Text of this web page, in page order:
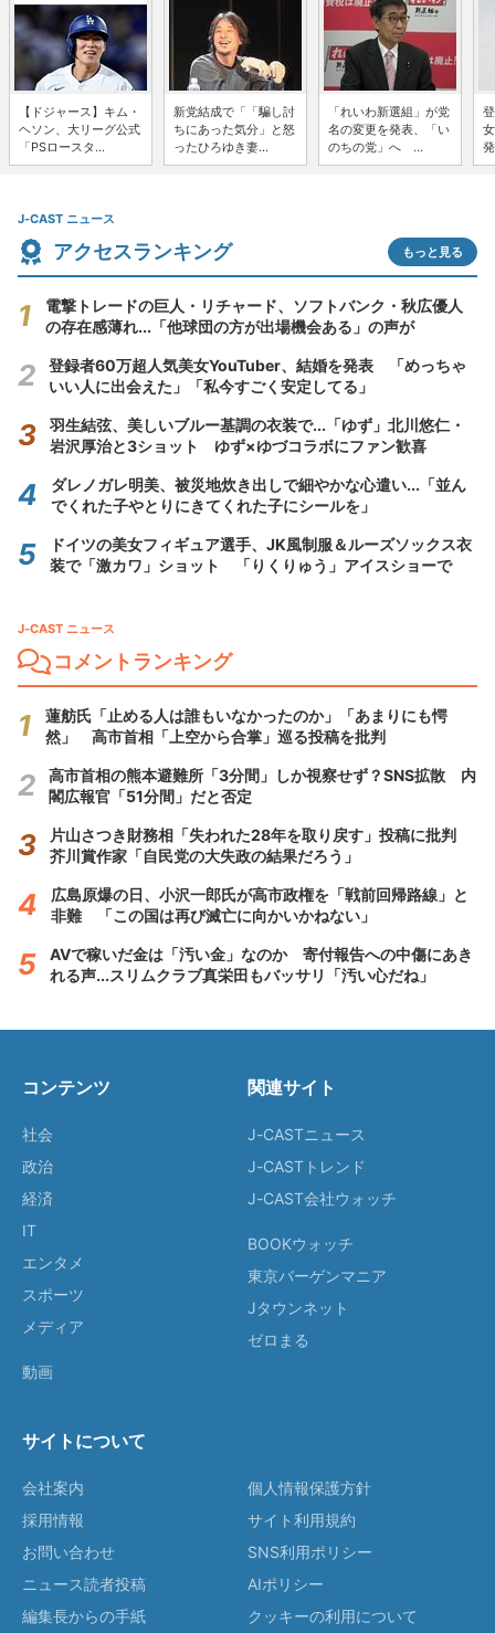
【ドジャース】キム・
ヘソン、大リーグ公式
「PSロースタ...
新党結成で「「騙し討
ちにあった気分」と怒
ったひろゆき妻...
「れいわ新選組」が党
名の変更を発表、「い
のちの党」へ ...
J-CAST ニュース
アクセスランキング もっと見る
電撃トレードの巨人・リチャード、ソフトバンク・秋広優人
の存在感薄れ...「他球団の方が出場機会ある」の声が
登録者60万超人気美女YouTuber、結婚を発表 「めっちゃ
いい人に出会えた」「私今すごく安定してる」
羽生結弦、美しいブルー基調の衣装で...「ゆず」北川悠仁・
岩沢厚治と3ショット ゆず×ゆづコラボにファン歓喜
ダレノガレ明美、被災地炊き出しで細やかな心遣い...「並ん
でくれた子やとりにきてくれた子にシールを」
ドイツの美女フィギュア選手、JK風制服＆ルーズソックス衣
装で「激カワ」ショット 「りくりゅう」アイスショーで
J-CAST ニュース
コメントランキング
蓮舫氏「止める人は誰もいなかったのか」「あまりにも愕
然」 高市首相「上空から合掌」巡る投稿を批判
高市首相の熊本避難所「3分間」しか視察せず？SNS拡散 内
閣広報官「51分間」だと否定
片山さつき財務相「失われた28年を取り戻す」投稿に批判
芥川賞作家「自民党の大失政の結果だろう」
広島原爆の日、小沢一郎氏が高市政権を「戦前回帰路線」と
非難 「この国は再び滅亡に向かいかねない」
AVで稼いだ金は「汚い金」なのか 寄付報告への中傷にあき
れる声...スリムクラブ真栄田もバッサリ「汚い心だね」
コンテンツ
社会
政治
経済
IT
エンタメ
スポーツ
メディア
動画
関連サイト
J-CASTニュース
J-CASTトレンド
J-CAST会社ウォッチ
BOOKウォッチ
東京バーゲンマニア
Jタウンネット
ゼロまる
サイトについて
会社案内
採用情報
お問い合わせ
ニュース読者投稿
編集長からの手紙
個人情報保護方針
サイト利用規約
SNS利用ポリシー
AIポリシー
クッキーの利用について